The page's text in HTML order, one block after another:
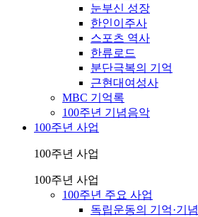
눈부신 성장
한인이주사
스포츠 역사
한류로드
분단극복의 기억
근현대여성사
MBC 기억록
100주년 기념음악
100주년 사업
100주년 사업
100주년 사업
100주년 주요 사업
독립운동의 기억·기념